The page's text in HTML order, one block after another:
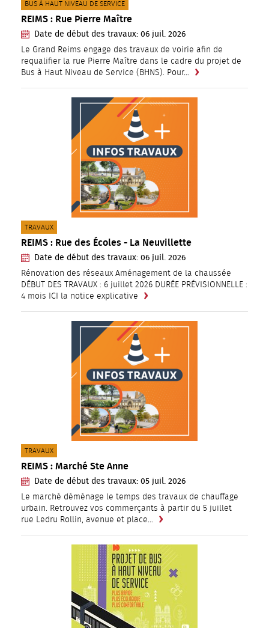
REIMS : Rue Pierre Maître
Date de début des travaux: 06 juil. 2026
Le Grand Reims engage des travaux de voirie afin de
requalifier la rue Pierre Maître dans le cadre du projet de
Bus à Haut Niveau de Service (BHNS). Pour…
CATÉGORIE(S) :
BUS À HAUT NIVEAU DE SERVICE
REIMS : Rue des Écoles - La Neuvillette
Date de début des travaux: 06 juil. 2026
Rénovation des réseaux Aménagement de la chaussée
DÉBUT DES TRAVAUX : 6 juillet 2026 DURÉE PRÉVISIONNELLE :
4 mois ICI la notice explicative
CATÉGORIE(S) :
TRAVAUX
REIMS : Marché Ste Anne
Date de début des travaux: 05 juil. 2026
Le marché déménage le temps des travaux de chauffage
urbain. Retrouvez vos commerçants à partir du 5 juillet
rue Ledru Rollin, avenue et place…
CATÉGORIE(S) :
TRAVAUX